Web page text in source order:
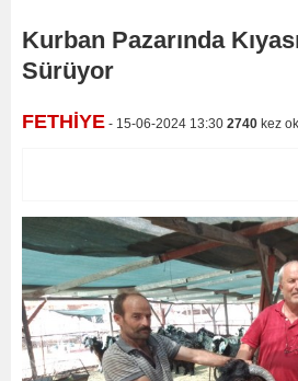
Kurban Pazarında
Sürüyor
FETHİYE - 15-06-2024 13:30 2740 kez